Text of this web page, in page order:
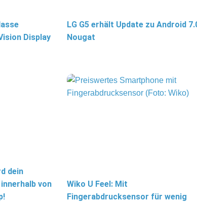
Display
LG G5 erhält Update zu Android
Nougat
dein
von
Wiko U Feel: Mit
Fingerabdrucksensor für wenig